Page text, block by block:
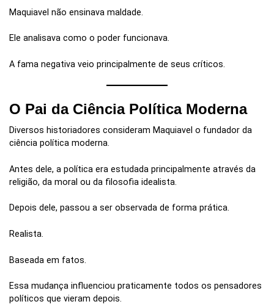
Maquiavel não ensinava maldade.
Ele analisava como o poder funcionava.
A fama negativa veio principalmente de seus críticos.
O Pai da Ciência Política Moderna
Diversos historiadores consideram Maquiavel o fundador da
ciência política moderna.
Antes dele, a política era estudada principalmente através da
religião, da moral ou da filosofia idealista.
Depois dele, passou a ser observada de forma prática.
Realista.
Baseada em fatos.
Essa mudança influenciou praticamente todos os pensadores
políticos que vieram depois.